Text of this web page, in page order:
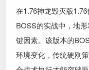
在1.76神龙毁灭版
BOSS的实战中，地
键因素。该版本的
环境变化，传统硬刚